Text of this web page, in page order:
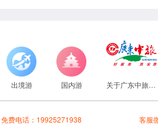
出境游 国内游 关于广东中旅旅行社
免费电话： 19925271938 客服